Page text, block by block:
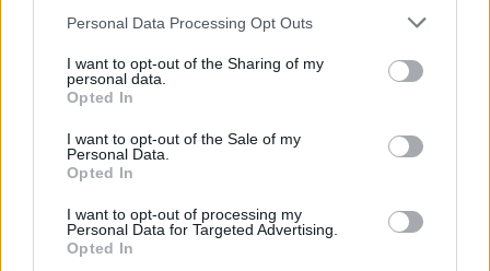
Personal Data Processing Opt Outs
I want to opt-out of the Sharing of my
personal data.
Opted In
I want to opt-out of the Sale of my
Personal Data.
Opted In
I want to opt-out of processing my
Personal Data for Targeted Advertising.
Opted In
ledninger, der viser tegn på utætheder.
- Arbejdet skal være med til at sikre en stabil og
effektiv varmeforsyning til kunderne i området,
siger Nicolai Ellgaard Bechfeldt fra Frederikshavn
Varme.
Termograferingen giver et præcist overblik over
utætheder og gør det muligt for varmeselskabet
516 børn starter i skole for første
gang: Hjælp dem sikkert på vej
Lokalredaktionen
Følg os på Discover
FREDERIKSHAVN: Når skolerne åbner efter